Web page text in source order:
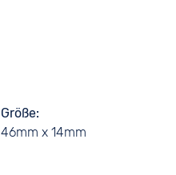
Größe
46mm x 14mm